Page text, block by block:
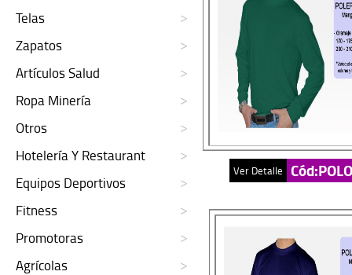
Telas
Zapatos
Artículos Salud
Ropa Minería
Otros
Hotelería Y Restaurant
Equipos Deportivos
Fitness
Promotoras
Agrícolas
Ver Detalle